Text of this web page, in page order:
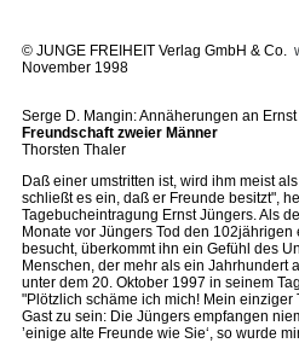
© JUNGE FREIHEIT Verlag GmbH & Co.
November 1998
Serge D. Mangin: Annäherungen an
Freundschaft zweier Männer
Thorsten Thaler
Daß einer umstritten ist, wird ihm meist
schließt es ein, daß er Freunde besitzt",
Tagebucheintragung Ernst Jüngers. Als
Monate vor Jüngers Tod den
besucht, überkommt ihn ein Gefühl des
Menschen, der mehr als ein Jahrhundert
unter dem 20. Oktober 1997 in seinem
"Plötzlich schäme ich mich! Mein
Gast zu sein: Die Jüngers empfangen
’einige alte Freunde wie Sie‘, so wurde